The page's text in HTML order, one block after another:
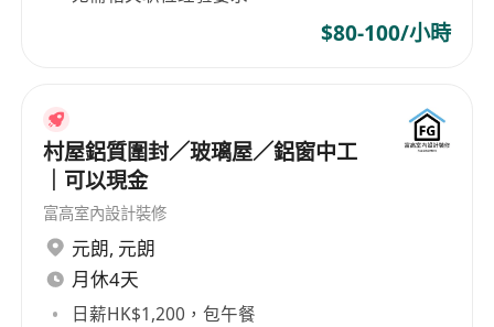
$80-100/小時
村屋鋁質圍封／玻璃屋／鋁窗中工
｜可以現金
富高室內設計裝修
元朗, 元朗
月休4天
日薪HK$1,200，包午餐